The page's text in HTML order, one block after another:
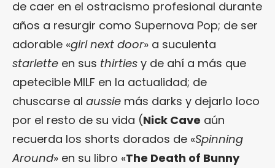
de caer en el ostracismo profesional durante
años a resurgir como Supernova Pop; de ser
adorable «girl next door» a suculenta
starlette en sus thirties y de ahí a más que
apetecible MILF en la actualidad; de
chuscarse al aussie más darks y dejarlo loco
por el resto de su vida (Nick Cave aún
recuerda los shorts dorados de «Spinning
Around» en su libro «The Death of Bunny